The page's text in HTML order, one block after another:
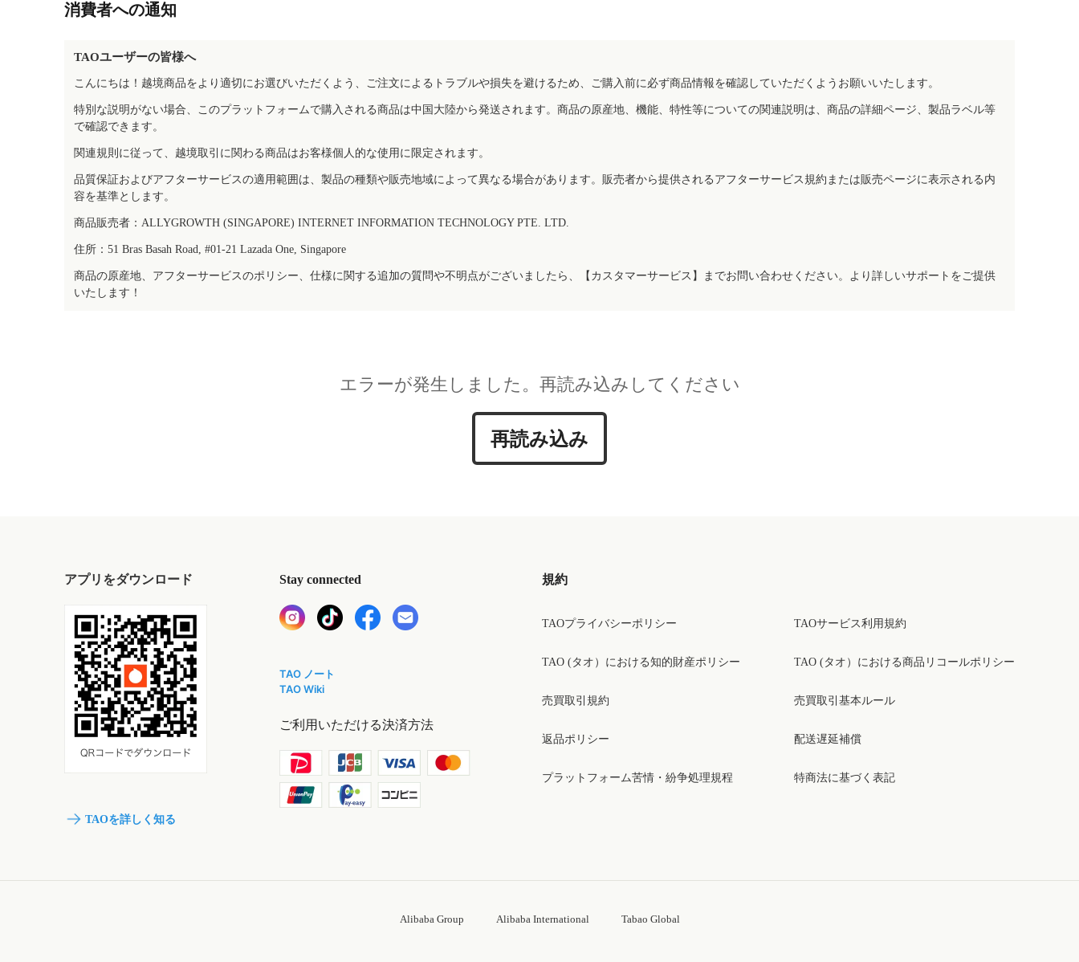
消費者への通知
TAOユーザーの皆様へ
こんにちは！越境商品をより適切にお選びいただくよう、ご注文によるトラブルや損失を避けるため、ご購入前に必ず商品情報を確認していただくようお願いいたします。
特別な説明がない場合、このプラットフォームで購入される商品は中国大陸から発送されます。商品の原産地、機能、特性等についての関連説明は、商品の詳細ページ、製品ラベル等
で確認できます。
関連規則に従って、越境取引に関わる商品はお客様個人的な使用に限定されます。
品質保証およびアフターサービスの適用範囲は、製品の種類や販売地域によって異なる場合があります。販売者から提供されるアフターサービス規約または販売ページに表示される内
容を基準とします。
商品販売者：ALLYGROWTH (SINGAPORE) INTERNET INFORMATION TECHNOLOGY PTE. LTD.
住所：51 Bras Basah Road, #01-21 Lazada One, Singapore
商品の原産地、アフターサービスのポリシー、仕様に関する追加の質問や不明点がございましたら、【カスタマーサービス】までお問い合わせください。より詳しいサポートをご提供
いたします！
エラーが発生しました。再読み込みしてください
再読み込み
アプリをダウンロード
TAOを詳しく知る
Stay connected
TAO ノート
TAO Wiki
ご利用いただける決済方法
規約
TAOプライバシーポリシー
TAO (タオ）における知的財産ポリシー
売買取引規約
返品ポリシー
プラットフォーム苦情・紛争処理規程
TAOサービス利用規約
TAO (タオ）における商品リコールポリシー
売買取引基本ルール
配送遅延補償
特商法に基づく表記
Alibaba Group Alibaba International Tabao Global